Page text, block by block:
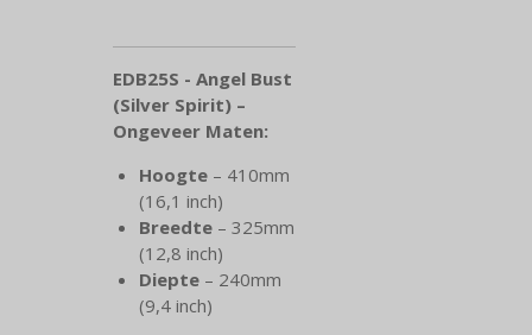
EDB25S - Angel Bust
(Silver Spirit) –
Ongeveer Maten:
Hoogte – 410mm
(16,1 inch)
Breedte – 325mm
(12,8 inch)
Diepte – 240mm
(9,4 inch)